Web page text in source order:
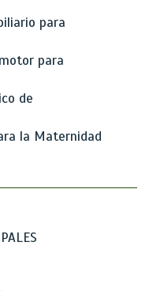
para
para
de
la Maternidad